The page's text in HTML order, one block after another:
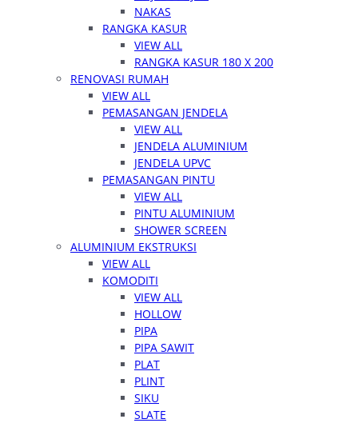
NAKAS
RANGKA KASUR
VIEW ALL
RANGKA KASUR 180 X 200
RENOVASI RUMAH
VIEW ALL
PEMASANGAN JENDELA
VIEW ALL
JENDELA ALUMINIUM
JENDELA UPVC
PEMASANGAN PINTU
VIEW ALL
PINTU ALUMINIUM
SHOWER SCREEN
ALUMINIUM EKSTRUKSI
VIEW ALL
KOMODITI
VIEW ALL
HOLLOW
PIPA
PIPA SAWIT
PLAT
PLINT
SIKU
SLATE